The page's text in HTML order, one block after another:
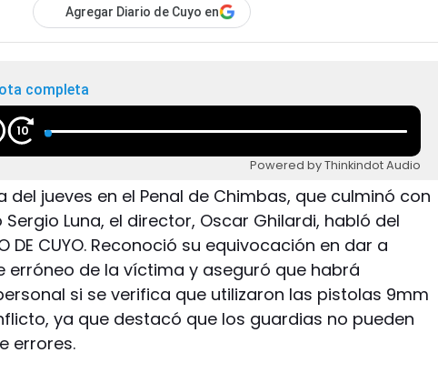
Agregar Diario de Cuyo en
completa
10
Powered by Thinkindot Audio
del jueves en el Penal de Chimbas, que culminó con
Luna, el director, Oscar Ghilardi, habló del
DE CUYO. Reconoció su equivocación en dar a
erróneo de la víctima y aseguró que habrá
si se verifica que utilizaron las pistolas 9mm
ya que destacó que los guardias no pueden
errores.